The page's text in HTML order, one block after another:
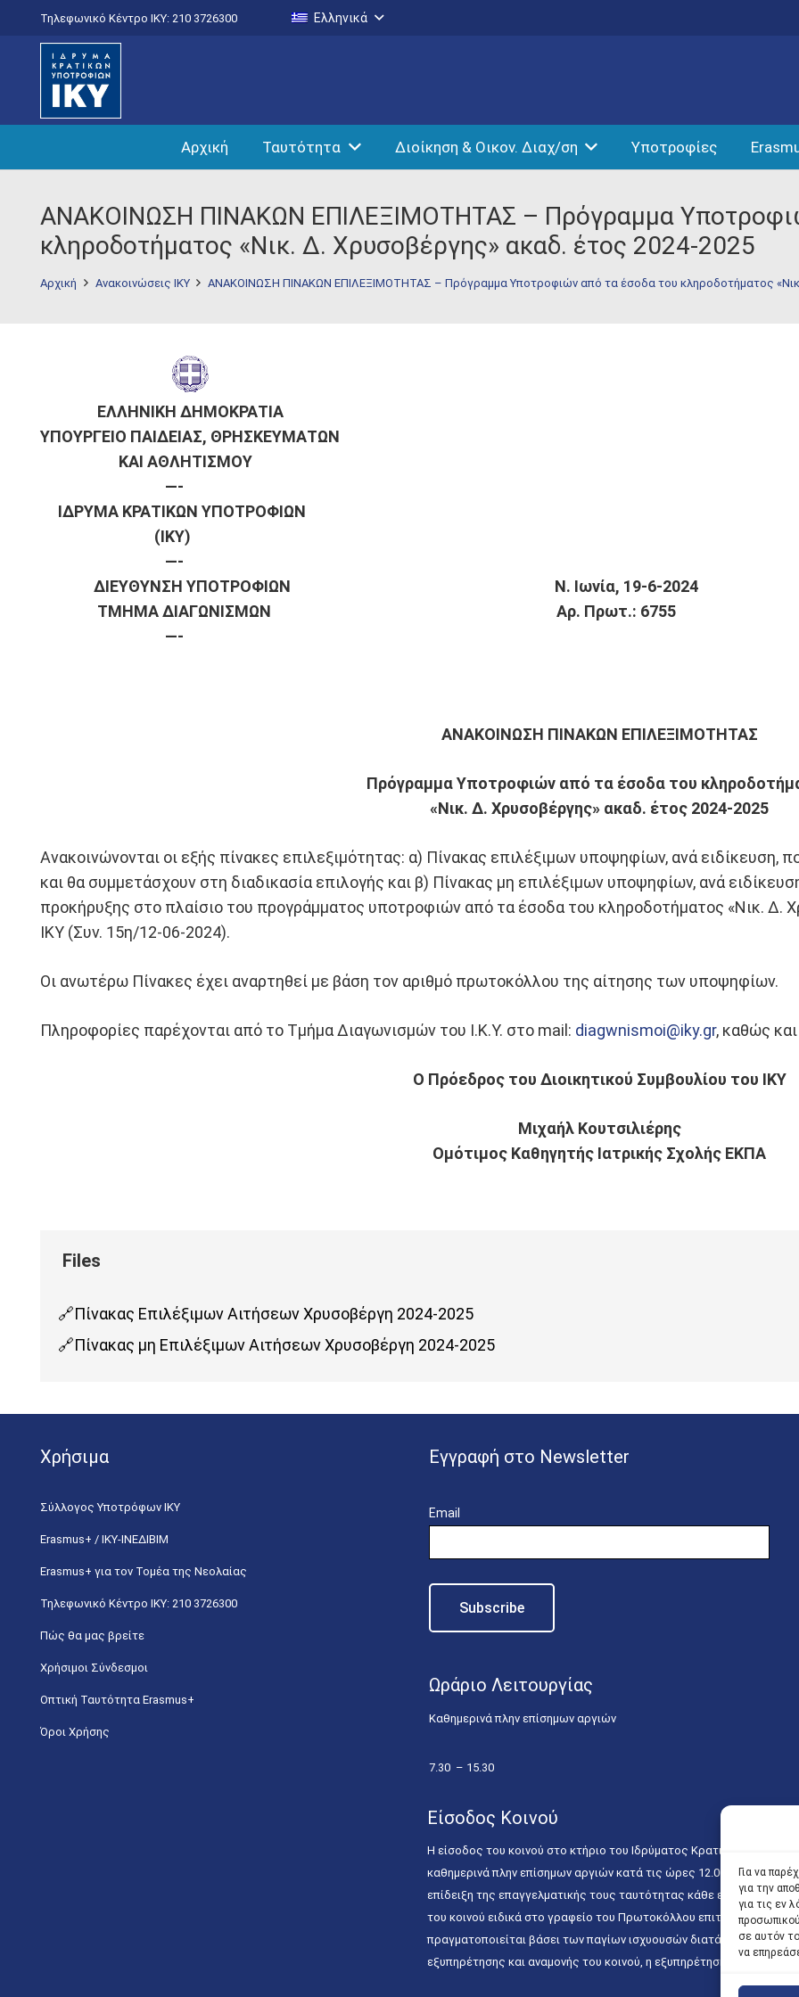
Για να
για την
για τις εν
σε αυτόν
να
Τηλεφωνικό Κέντρο IKY: 210 3726300 Ελληνικά
Αρχική Ταυτότητα Διοίκηση & Οικον. Διαχ/ση Υποτροφίες
ΑΝΑΚΟΙΝΩΣΗ ΠΙΝΑΚΩΝ ΕΠΙΛΕΞΙΜΟΤΗΤΑΣ – Πρόγραμμα
κληροδοτήματος «Νικ. Δ. Χρυσοβέργης» ακαδ. έτος 2024-2025
Αρχική Ανακοινώσεις ΙΚΥ ΑΝΑΚΟΙΝΩΣΗ ΠΙΝΑΚΩΝ ΕΠΙΛΕΞΙΜΟΤΗΤΑΣ – Πρόγραμμα Υποτροφιών από τα έσοδα του κληροδοτήματος
ΕΛΛΗΝΙΚΗ ΔΗΜΟΚΡΑΤΙΑ
ΥΠΟΥΡΓΕΙΟ ΠΑΙΔΕΙΑΣ, ΘΡΗΣΚΕΥΜΑΤΩΝ
ΚΑΙ ΑΘΛΗΤΙΣΜΟΥ
—-
ΙΔΡΥΜΑ ΚΡΑΤΙΚΩΝ ΥΠΟΤΡΟΦΙΩΝ
(ΙΚΥ)
—-
ΔΙΕΥΘΥΝΣΗ ΥΠΟΤΡΟΦΙΩΝ Ν. Ιωνία, 19-6-2024
ΤΜΗΜΑ ΔΙΑΓΩΝΙΣΜΩΝ Αρ. Πρωτ.: 6755
—-
ΑΝΑΚΟΙΝΩΣΗ ΠΙΝΑΚΩΝ ΕΠΙΛΕΞΙΜΟΤΗΤΑΣ
Πρόγραμμα Υποτροφιών από τα έσοδα του
«Νικ. Δ. Χρυσοβέργης» ακαδ. έτος 2024-2025
Ανακοινώνονται οι εξής πίνακες επιλεξιμότητας: α) Πίνακας επιλέξιμων υποψηφίων, ανά
και θα συμμετάσχουν στη διαδικασία επιλογής και β) Πίνακας μη επιλέξιμων υποψηφίων, ανά
προκήρυξης στο πλαίσιο του προγράμματος υποτροφιών από τα έσοδα του κληροδοτήματος «Νικ. Δ.
ΙΚΥ (Συν. 15η/12-06-2024).
Οι ανωτέρω Πίνακες έχει αναρτηθεί με βάση τον αριθμό πρωτοκόλλου της αίτησης των υποψηφίων.
Πληροφορίες παρέχονται από το Τμήμα Διαγωνισμών του Ι.Κ.Υ. στο mail: diagwnismoi@iky.gr, καθώς
Ο Πρόεδρος του Διοικητικού Συμβουλίου του ΙΚΥ
Μιχαήλ Κουτσιλιέρης
Ομότιμος Καθηγητής Ιατρικής Σχολής ΕΚΠΑ
Πίνακας Επιλέξιμων Αιτήσεων Χρυσοβέργη 2024-2025
Πίνακας μη Επιλέξιμων Αιτήσεων Χρυσοβέργη 2024-2025
Χρήσιμα
Σύλλογος Υποτρόφων ΙΚΥ
Erasmus+ / ΙΚΥ-ΙΝΕΔΙΒΙΜ
Erasmus+ για τον Τομέα της Νεολαίας
Τηλεφωνικό Κέντρο IKY: 210 3726300
Πώς θα μας βρείτε
Χρήσιμοι Σύνδεσμοι
Οπτική Ταυτότητα Erasmus+
Όροι Χρήσης
Εγγραφή στο Newsletter
Email
Ωράριο Λειτουργίας
Καθημερινά πλην επίσημων αργιών
7.30 – 15.30
Είσοδος Κοινού
Η είσοδος του κοινού στο κτήριο του Ιδρύματος Κρατικών
καθημερινά πλην επίσημων αργιών κατά τις ώρες 12.00 – 15.00. Η
επίδειξη της επαγγελματικής τους ταυτότητας κάθε εργάσιμη
του κοινού ειδικά στο γραφείο του Πρωτοκόλλου επιτρέπεται
πραγματοποιείται βάσει των παγίων ισχυουσών διατάξεων. Για
εξυπηρέτησης και αναμονής του κοινού, η εξυπηρέτησή του